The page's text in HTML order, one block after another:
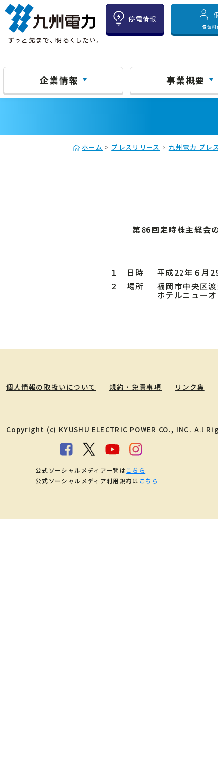
停電情報
電気料
企業情報 事業概要
ホーム > プレスリリース > 九州電力 プレ
第86回定時株主総会
１ 日時
平成22年６月
２ 場所
福岡市中央区
ホテルニュー
個人情報の取扱いについて 規約・免責事項 リンク集
Copyright (c) KYUSHU ELECTRIC POWER CO., INC. All
公式ソーシャルメディア一覧は こちら
公式ソーシャルメディア利用規約は こちら